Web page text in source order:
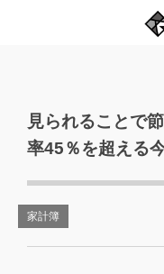
見られることで
率45％を超える
家計簿